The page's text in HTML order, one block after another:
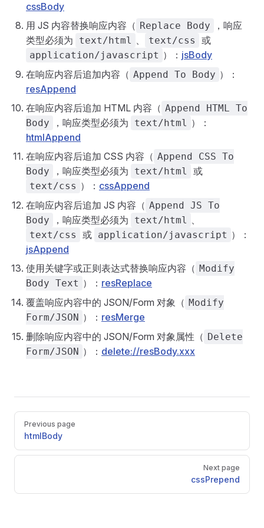
cssBody
用 JS 内容替换响应内容（ Replace Body
，响应
类型必须为
text/html 、 text/css 或
application/javascript ）： jsBody
在响应内容后追加内容（ Append To Body ）：
resAppend
在响应内容后追加 HTML 内容（ Append HTML To
Body
，响应类型必须为 text/html ）：
htmlAppend
在响应内容后追加 CSS 内容（ Append CSS To
Body
，响应类型必须为 text/html 或
text/css ）： cssAppend
在响应内容后追加 JS 内容（ Append JS To
Body
，响应类型必须为 text/html 、
text/css 或 application/javascript ）：
jsAppend
使用关键字或正则表达式替换响应内容（ Modify
Body Text ）： resReplace
覆盖响应内容中的 JSON/Form 对象（ Modify
Form/JSON ）： resMerge
删除响应内容中的 JSON/Form 对象属性（ Delete
Form/JSON ）： delete://resBody.xxx
Pager
Previous page
htmlBody
Next page
cssPrepend